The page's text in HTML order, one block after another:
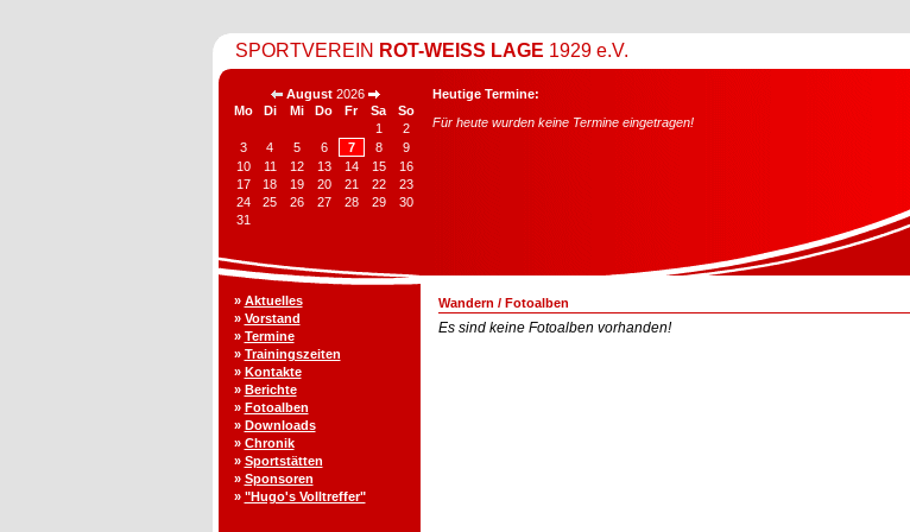
SPORTVEREIN ROT-WEISS LAGE 1929 e.V.
Heutige Termine:
Für heute wurden keine Termine eingetragen!
August2026
Mo
Di Mi Do Fr Sa
So
1
2
3
4 5 6 7 8
9
10
11 12 13 14 15
16
17
18 19 20 21 22
23
24
25 26 27 28 29
30
31
» Aktuelles
» Vorstand
» Termine
» Trainingszeiten
» Kontakte
» Berichte
» Fotoalben
» Downloads
» Chronik
» Sportstätten
» Sponsoren
» "Hugo's Volltreffer"
Wandern / Fotoalben
Es sind keine Fotoalben vorhanden!